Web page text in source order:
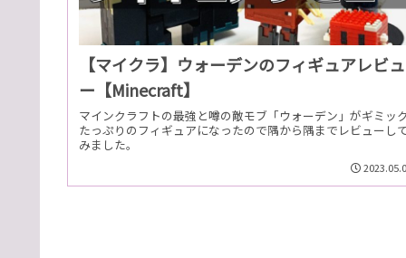
【マイクラ】ウォーデンのフィギュアレビュ
ー【Minecraft】
マインクラフトの最強と噂の敵モブ「ウォーデン」がギミック
たっぷりのフィギュアになったので隅から隅までレビューし
みました。